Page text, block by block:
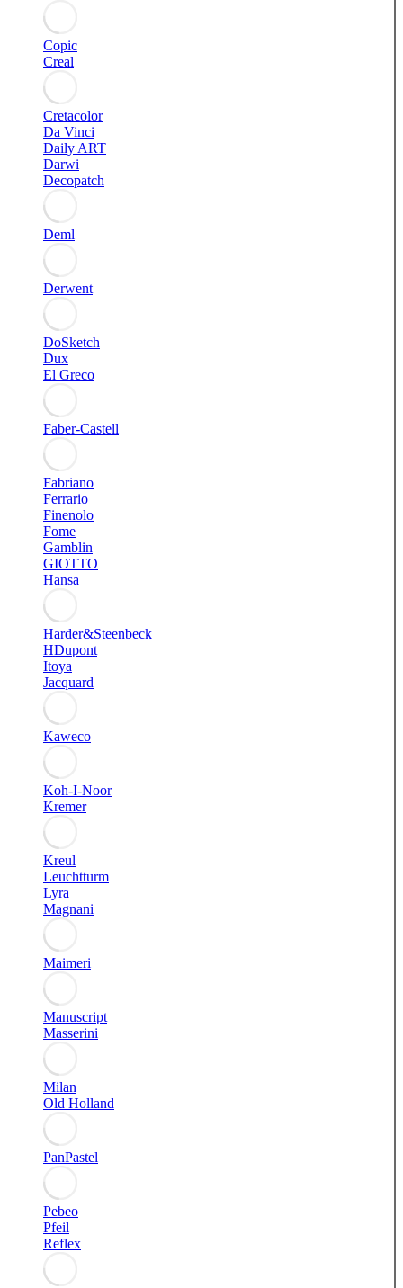
Copic
Creal
Cretacolor
Da Vinci
Daily ART
Darwi
Decopatch
Deml
Derwent
DoSketch
Dux
El Greco
Faber-Castell
Fabriano
Ferrario
Finenolo
Fome
Gamblin
GIOTTO
Hansa
Harder&Steenbeck
HDupont
Itoya
Jacquard
Kaweco
Koh-I-Noor
Kremer
Kreul
Leuchtturm
Lyra
Magnani
Maimeri
Manuscript
Masserini
Milan
Old Holland
PanPastel
Pebeo
Pfeil
Reflex